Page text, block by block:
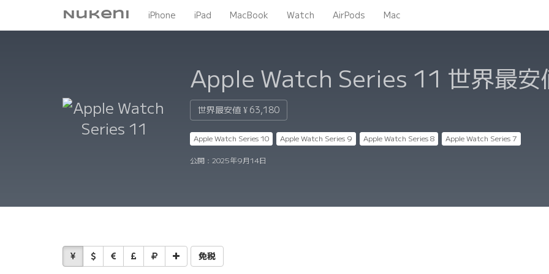
Nukeni iPhone iPad MacBook Watch AirPods Mac
Apple Watch Series 11 世界最安
世界最安値 ¥ 63,180
Apple Watch Series 10 Apple Watch Series 9 Apple Watch Series 8 Apple Watch Series 7
公開： 2025年9月14日
免税